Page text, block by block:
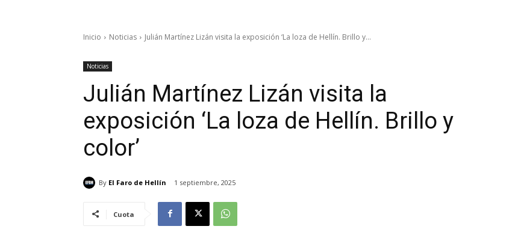
Inicio Noticias Julián Martínez Lizán visita la exposición ‘La loza de Hellín. Brillo y...
Noticias
Julián Martínez Lizán visita la
exposición ‘La loza de Hellín. Brillo y
color’
By El Faro de Hellín 1 septiembre, 2025
Cuota